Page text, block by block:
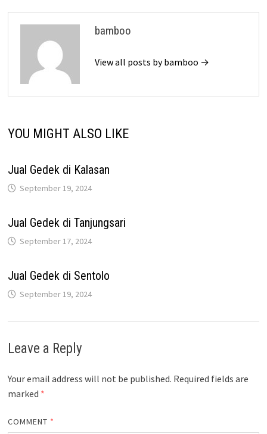
bamboo
View all posts by bamboo →
YOU MIGHT ALSO LIKE
Jual Gedek di Kalasan
September 19, 2024
Jual Gedek di Tanjungsari
September 17, 2024
Jual Gedek di Sentolo
September 19, 2024
Leave a Reply
Your email address will not be published. Required fields are
marked *
COMMENT *